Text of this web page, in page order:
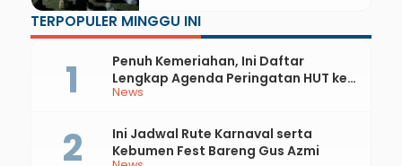
TERPOPULER MINGGU INI
News
Penuh Kemeriahan, Ini Daftar
Lengkap Agenda Peringatan HUT ke-
81 RI dan Hari Jadi ke-397 Kabupaten
Ini Jadwal Rute Karnaval serta
Kebumen Fest Bareng Gus Azmi